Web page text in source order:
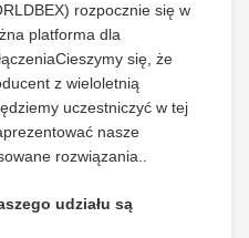
rozpocznie się w
platforma dla
się, że
z wieloletnią
uczestniczyć w tej
nasze
rozwiązania..
udziału są